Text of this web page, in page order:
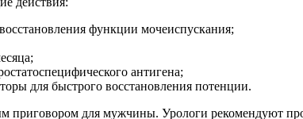
функции мочеиспускания;
антигена;
для быстрого восстановления потенции.
приговором для мужчины. Урологи рекомендуют